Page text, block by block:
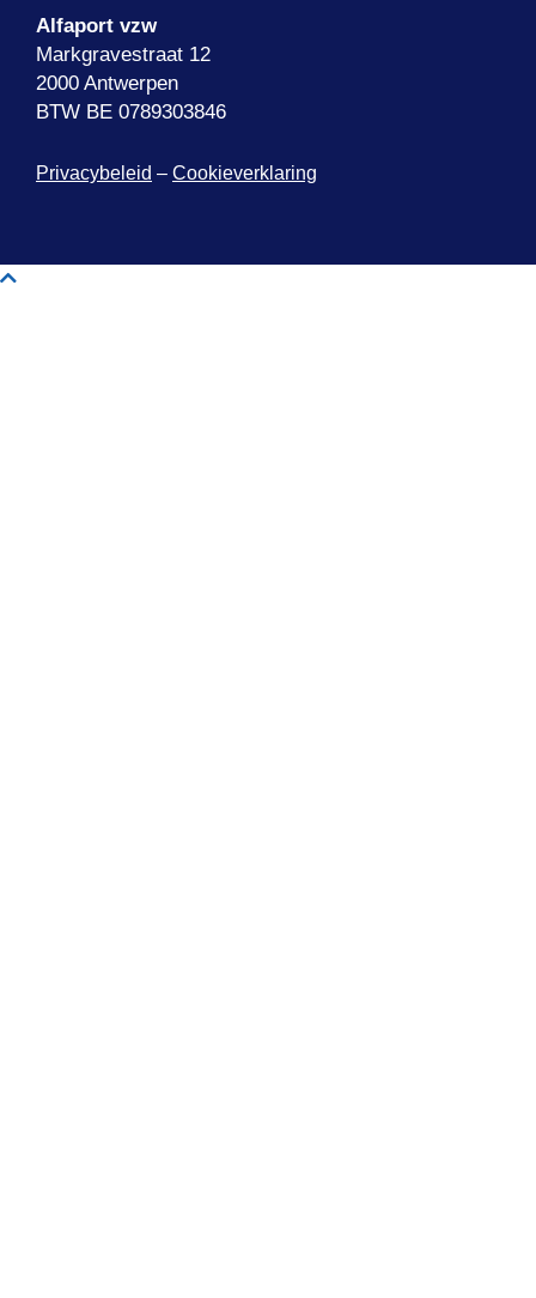
Alfaport vzw
Markgravestraat 12
2000 Antwerpen
BTW BE 0789303846
Privacybeleid – Cookieverklaring